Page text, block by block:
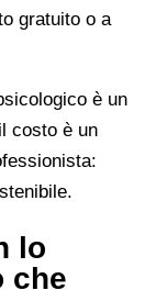
gratuito o a
è un
costo è un
lo
che